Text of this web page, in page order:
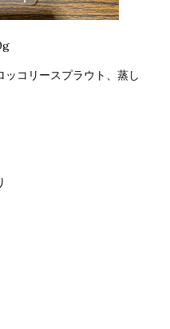
ッコリースプラウト、蒸し